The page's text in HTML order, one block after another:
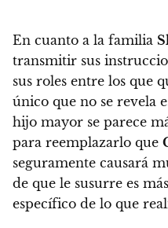
En cuanto a la familia
transmitir sus
sus roles entre los que
único que no se revela
hijo mayor se parece
para reemplazarlo que
seguramente causará
de que le susurre es
específico de lo que